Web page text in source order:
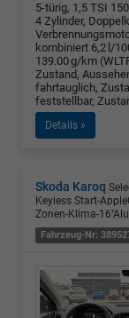
5-türig, 1,5 TSI
4 Zylinder,
kombiniert 6,2 l/
139.00 g/km
Zustand,
fahrtauglich,
feststellbar,
Details »
Skoda Karoq
Keyless Start-
Zonen-Klima-16''Alu
Fahrzeug-Nr: